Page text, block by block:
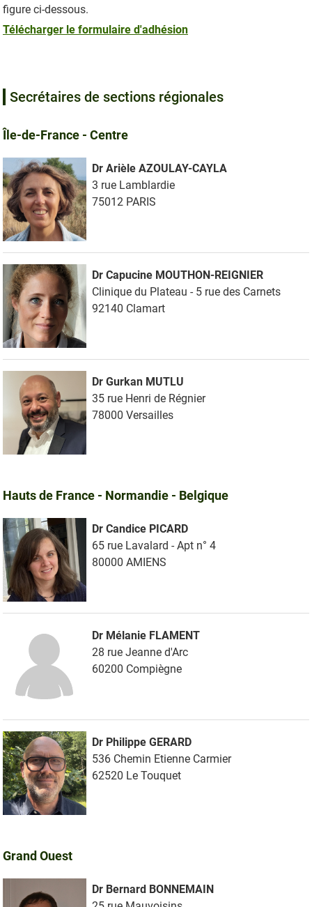
figure ci-dessous.
Télécharger le formulaire d'adhésion
Secrétaires de sections régionales
Île-de-France - Centre
Dr Arièle AZOULAY-CAYLA
3 rue Lamblardie
75012 PARIS
Dr Capucine MOUTHON-REIGNIER
Clinique du Plateau - 5 rue des Carnets
92140 Clamart
Dr Gurkan MUTLU
35 rue Henri de Régnier
78000 Versailles
Hauts de France - Normandie - Belgique
Dr Candice PICARD
65 rue Lavalard - Apt n° 4
80000 AMIENS
Dr Mélanie FLAMENT
28 rue Jeanne d'Arc
60200 Compiègne
Dr Philippe GERARD
536 Chemin Etienne Carmier
62520 Le Touquet
Grand Ouest
Dr Bernard BONNEMAIN